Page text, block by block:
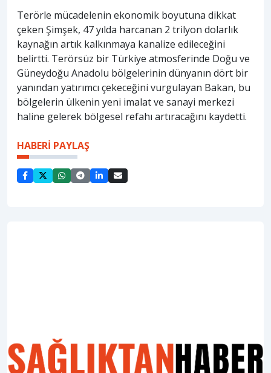
Terörle mücadelenin ekonomik boyutuna dikkat
çeken Şimşek, 47 yılda harcanan 2 trilyon dolarlık
kaynağın artık kalkınmaya kanalize edileceğini
belirtti. Terörsüz bir Türkiye atmosferinde Doğu ve
Güneydoğu Anadolu bölgelerinin dünyanın dört bir
yanından yatırımcı çekeceğini vurgulayan Bakan, bu
bölgelerin ülkenin yeni imalat ve sanayi merkezi
haline gelerek bölgesel refahı artıracağını kaydetti.
HABERİ PAYLAŞ